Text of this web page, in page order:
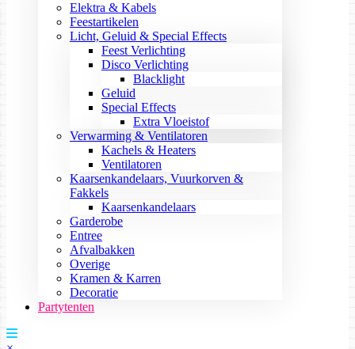
Elektra & Kabels
Feestartikelen
Licht, Geluid & Special Effects
Feest Verlichting
Disco Verlichting
Blacklight
Geluid
Special Effects
Extra Vloeistof
Verwarming & Ventilatoren
Kachels & Heaters
Ventilatoren
Kaarsenkandelaars, Vuurkorven &
Fakkels
Kaarsenkandelaars
Garderobe
Entree
Afvalbakken
Overige
Kramen & Karren
Decoratie
Partytenten